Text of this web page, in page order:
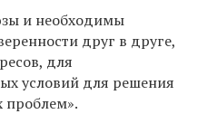
и необходимы
друг в друге,
для
условий для решения